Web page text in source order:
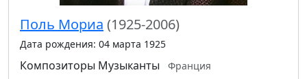
Поль Мориа (1925-2006)
Дата рождения: 04 марта 1925
Композиторы Музыканты
Франция